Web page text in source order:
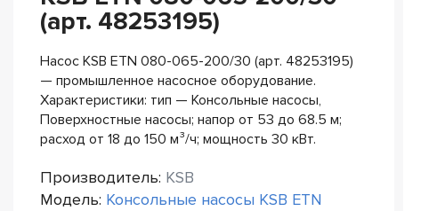
(арт. 48253195)
Насос KSB ETN 080-065-200/30 (арт. 48253195)
— промышленное насосное оборудование.
Характеристики: тип — Консольные насосы,
Поверхностные насосы; напор от 53 до 68.5 м;
расход от 18 до 150 м³/ч; мощность 30 кВт.
Производитель: KSB
Модель: Консольные насосы KSB ETN